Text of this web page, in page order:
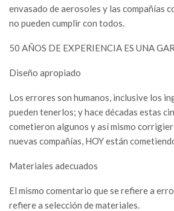
envasado de aerosoles y las compañías
no pueden cumplir con todos.
50 AÑOS DE EXPERIENCIA ES UNA
Diseño apropiado
Los errores son humanos, inclusive los
pueden tenerlos; y hace décadas estas
cometieron algunos y así mismo
nuevas compañías, HOY están
Materiales adecuados
El mismo comentario que se refiere a
refiere a selección de materiales.